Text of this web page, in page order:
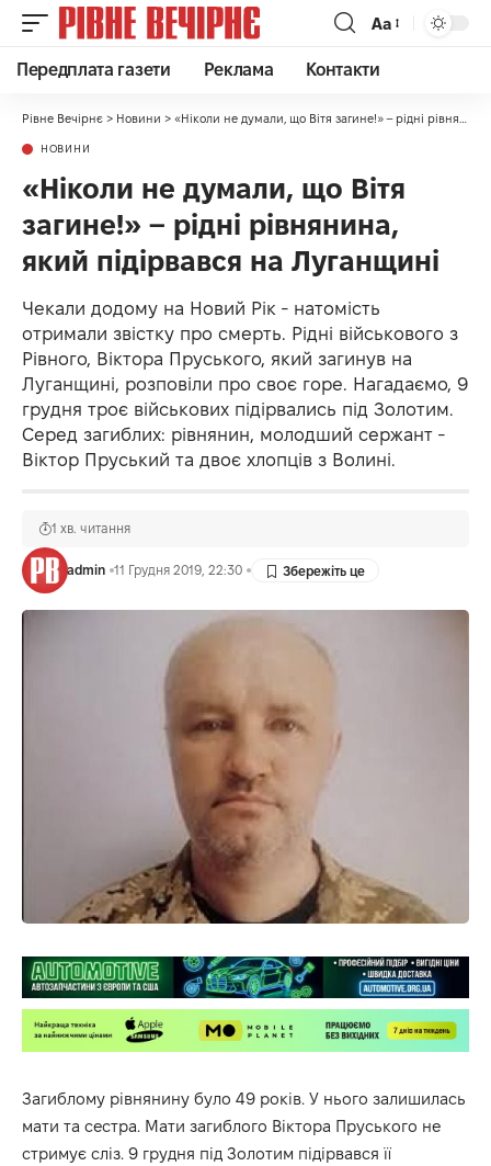
Аа
Передплата газети Реклама Контакти
Рівне Вечірнє > Новини > «Ніколи не думали, що Вітя загине!» – рідні рівнянина, який підірвався на Луганщині
НОВИНИ
«Ніколи не думали, що Вітя
загине!» – рідні рівнянина,
який підірвався на Луганщині
Чекали додому на Новий Рік - натомість
отримали звістку про смерть. Рідні військового з
Рівного, Віктора Пруського, який загинув на
Луганщині, розповіли про своє горе. Нагадаємо, 9
грудня троє військових підірвались під Золотим.
Серед загиблих: рівнянин, молодший сержант -
Віктор Пруський та двоє хлопців з Волині.
admin 11 Грудня 2019, 22:30
1 хв. читання
Загиблому рівнянину було 49 років. У нього залишилась
мати та сестра. Мати загиблого Віктора Пруського не
стримує сліз. 9 грудня під Золотим підірвався її